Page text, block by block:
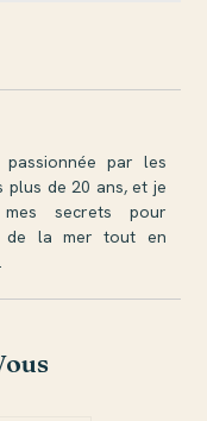
par les
plus de 20 ans, et je
secrets pour
de la mer tout en